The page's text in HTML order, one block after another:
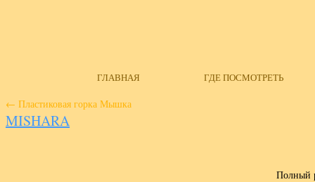
ГЛАВНАЯ ГДЕ ПОСМОТРЕТЬ
← Пластиковая горка Мышка
MISHARA
Полный